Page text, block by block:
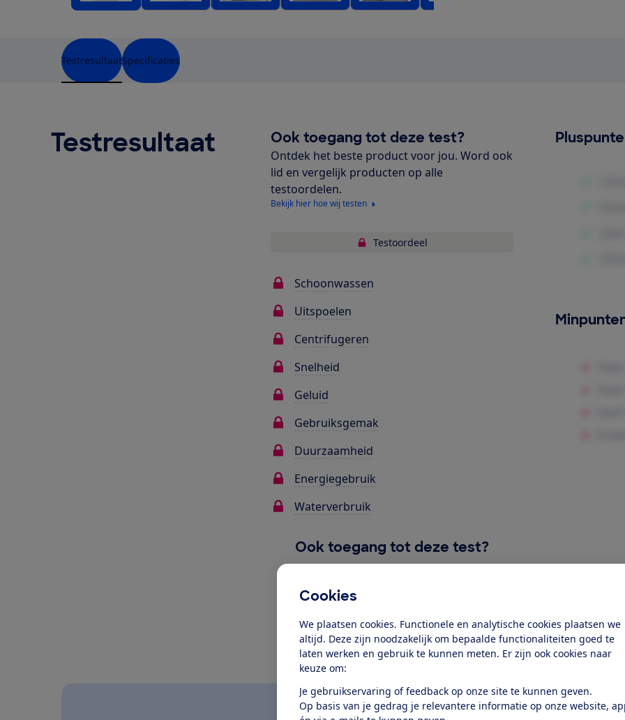
Cookies
We plaatsen cookies. Functionele en analytische cookies plaatsen we
altijd. Deze zijn noodzakelijk om bepaalde functionaliteiten goed te
laten werken en gebruik te kunnen meten. Er zijn ook cookies naar
keuze om:
Je gebruikservaring of feedback op onze site te kunnen geven.
Op basis van je gedrag je relevantere informatie op onze website,
TestresultaatSpecificaties
Testresultaat Ook toegang tot deze test?
Ontdek het beste product voor jou. Word ook
lid en vergelijk producten op alle
testoordelen.
Bekijk hier hoe wij testen
Testoordeel
Schoonwassen
Uitspoelen
Centrifugeren
Snelheid
Geluid
Gebruiksgemak
Duurzaamheid
Energiegebruik
Waterverbruik
Ook toegang tot deze test?
Al lid? Log in